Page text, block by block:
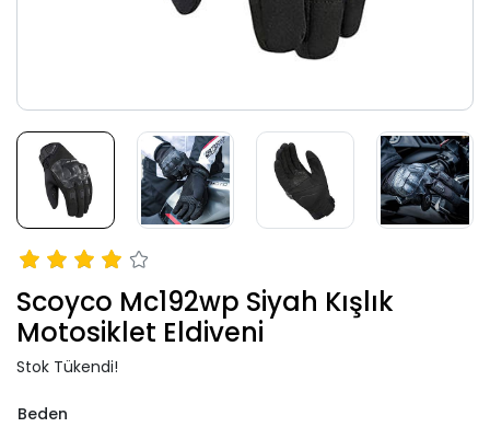
Scoyco Mc192wp Siyah Kışlık
Motosiklet Eldiveni
Stok Tükendi!
Beden